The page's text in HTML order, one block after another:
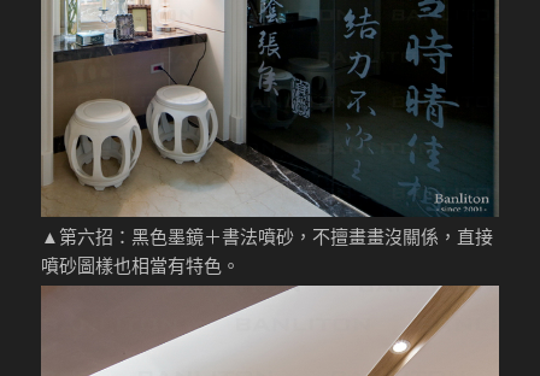
▲第六招：黑色墨鏡＋書法噴砂，不擅畫畫沒關係，直接
噴砂圖樣也相當有特色。